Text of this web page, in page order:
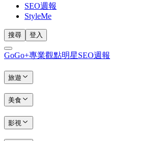
SEO週報
StyleMe
搜尋 登入
GoGo+專業觀點明星SEO週報
旅遊
美食
影視